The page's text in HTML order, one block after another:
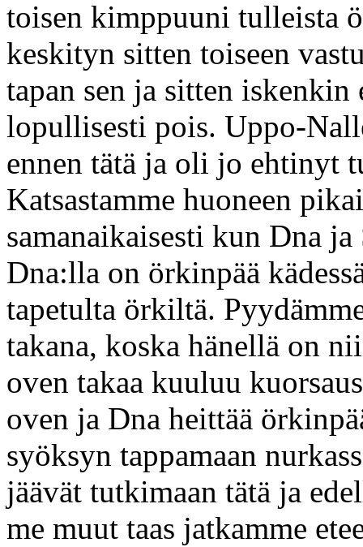
toisen kimppuuni tulleista
keskityn sitten toiseen
tapan sen ja sitten iskenkin
lopullisesti pois. Uppo-
ennen tätä ja oli jo ehtinyt
Katsastamme huoneen
samanaikaisesti kun Dna
Dna:lla on örkinpää
tapetulta örkiltä.
takana, koska hänellä on
oven takaa kuuluu
oven ja Dna heittää
syöksyn tappamaan
jäävät tutkimaan tätä ja
me muut taas jatkamme